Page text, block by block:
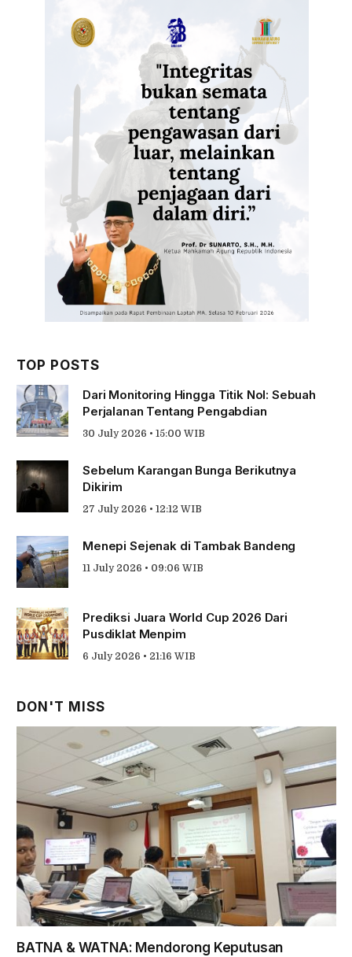
TOP POSTS
Dari Monitoring Hingga Titik Nol: Sebuah
Perjalanan Tentang Pengabdian
30 July 2026 • 15:00 WIB
Sebelum Karangan Bunga Berikutnya
Dikirim
27 July 2026 • 12:12 WIB
Menepi Sejenak di Tambak Bandeng
11 July 2026 • 09:06 WIB
Prediksi Juara World Cup 2026 Dari
Pusdiklat Menpim
6 July 2026 • 21:16 WIB
DON'T MISS
BATNA & WATNA: Mendorong Keputusan